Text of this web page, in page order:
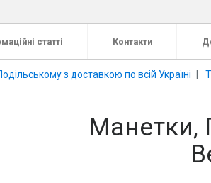
статті Контакти
з доставкою по всій Україні
Манетки,